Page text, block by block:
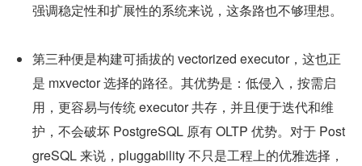
强调稳定性和扩展性的系统来说，这条路也不够理想。
第三种便是构建可插拔的 vectorized executor，这也正
是 mxvector 选择的路径。其优势是：低侵入，按需启
用，更容易与传统 executor 共存，并且便于迭代和维
护，不会破坏 PostgreSQL 原有 OLTP 优势。对于 Post
greSQL 来说，pluggability 不只是工程上的优雅选择，